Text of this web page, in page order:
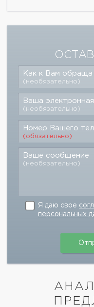
Как к Вам
(необязательно)
Ваша
(необязательно)
Номер Вашего
(обязательно)
Ваше сообщение
(необязательно)
Я даю свое
персональных